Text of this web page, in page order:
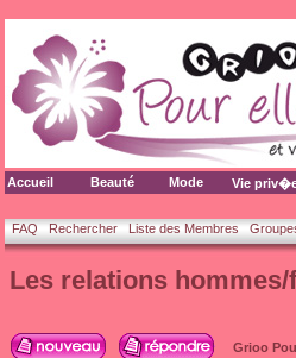
Accueil Beauté Mode Vie
FAQ Rechercher Liste des Membres
Les relations
Grioo